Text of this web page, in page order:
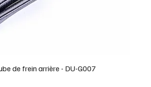
de frein arrière - DU-G007